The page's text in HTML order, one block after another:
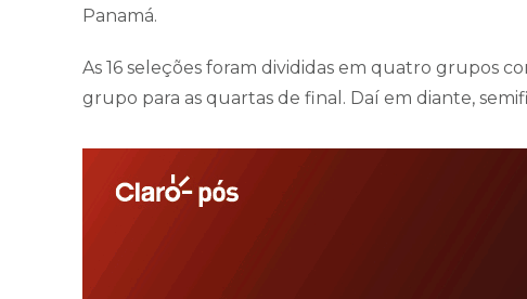
Panamá.
As 16 seleções foram divididas em quatro grupos
grupo para as quartas de final. Daí em diante,